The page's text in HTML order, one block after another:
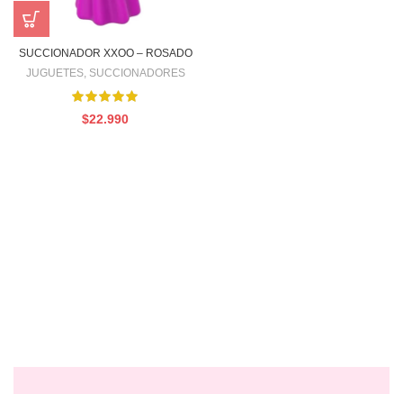
SUCCIONADOR XXOO – ROSADO
JUGUETES, SUCCIONADORES
$22.990